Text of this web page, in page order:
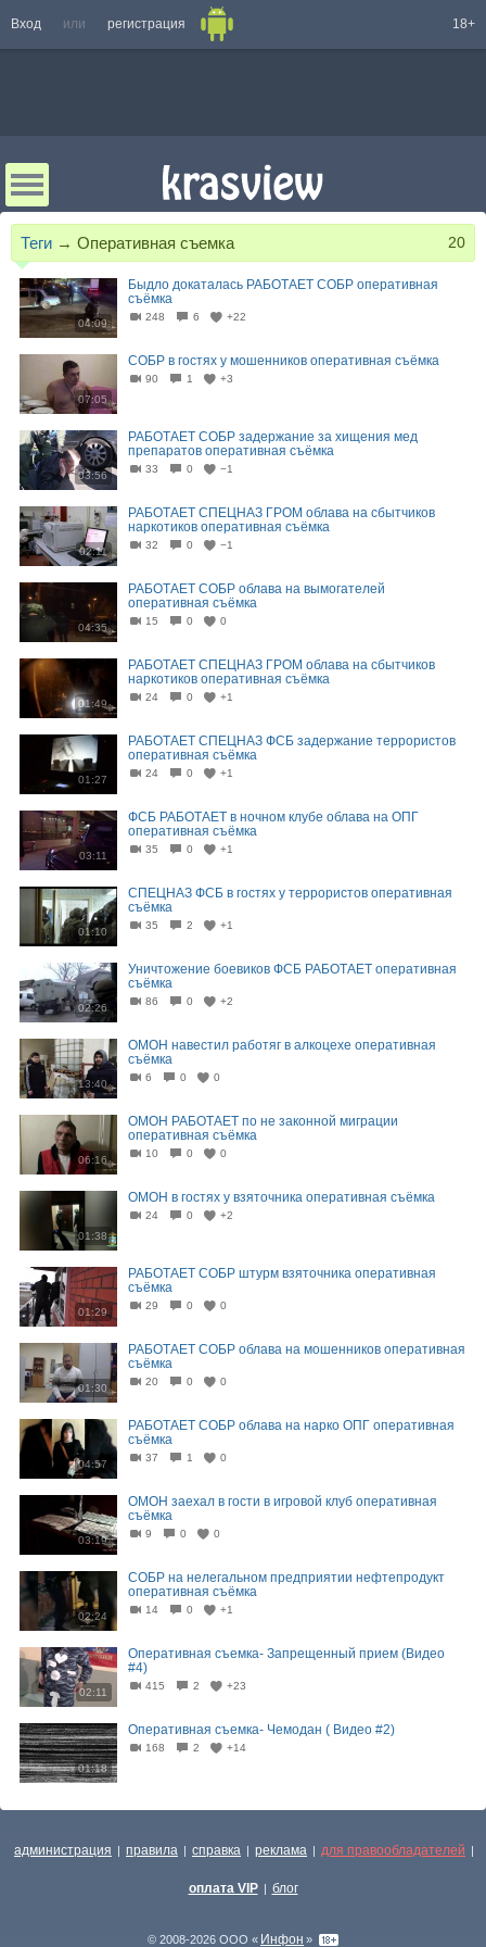
Вход или регистрация 18+
Теги → Оперативная съемка 20
04:09
Быдло докаталась РАБОТАЕТ СОБР оперативная
съёмка
248 6 +22
07:05
СОБР в гостях у мошенников оперативная съёмка
90 1 +3
03:56
РАБОТАЕТ СОБР задержание за хищения мед
препаратов оперативная съёмка
33 0 −1
02:11
РАБОТАЕТ СПЕЦНАЗ ГРОМ облава на сбытчиков
наркотиков оперативная съёмка
32 0 −1
04:35
РАБОТАЕТ СОБР облава на вымогателей
оперативная съёмка
15 0 0
01:49
РАБОТАЕТ СПЕЦНАЗ ГРОМ облава на сбытчиков
наркотиков оперативная съёмка
24 0 +1
01:27
РАБОТАЕТ СПЕЦНАЗ ФСБ задержание террористов
оперативная съёмка
24 0 +1
03:11
ФСБ РАБОТАЕТ в ночном клубе облава на ОПГ
оперативная съёмка
35 0 +1
01:10
СПЕЦНАЗ ФСБ в гостях у террористов оперативная
съёмка
35 2 +1
02:26
Уничтожение боевиков ФСБ РАБОТАЕТ оперативная
съёмка
86 0 +2
13:40
ОМОН навестил работяг в алкоцехе оперативная
съёмка
6 0 0
06:16
ОМОН РАБОТАЕТ по не законной миграции
оперативная съёмка
10 0 0
01:38
ОМОН в гостях у взяточника оперативная съёмка
24 0 +2
01:29
РАБОТАЕТ СОБР штурм взяточника оперативная
съёмка
29 0 0
01:30
РАБОТАЕТ СОБР облава на мошенников оперативная
съёмка
20 0 0
04:57
РАБОТАЕТ СОБР облава на нарко ОПГ оперативная
съёмка
37 1 0
03:19
ОМОН заехал в гости в игровой клуб оперативная
съёмка
9 0 0
02:24
СОБР на нелегальном предприятии нефтепродукт
оперативная съёмка
14 0 +1
02:11
Оперативная съемка- Запрещенный прием (Видео
#4)
415 2 +23
01:18
Оперативная съемка- Чемодан ( Видео #2)
168 2 +14
администрация | правила | справка | реклама | для правообладателей |
оплата VIP | блог
© 2008-2026 ООО « Инфон »